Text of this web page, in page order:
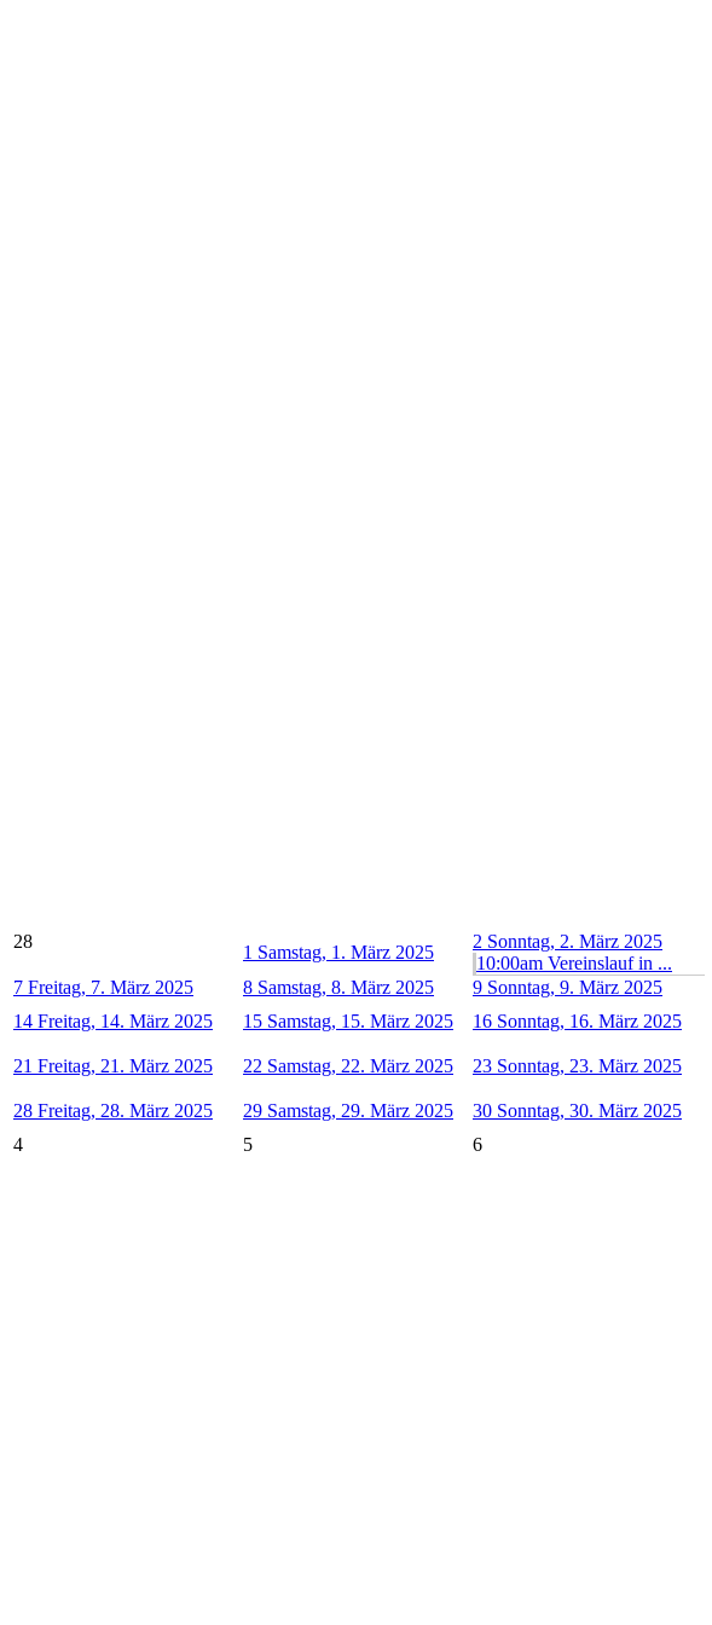
28
1 Samstag, 1. März 2025
2 Sonntag, 2. März 2025
10:00am Vereinslauf in ...
7 Freitag, 7. März 2025 8 Samstag, 8. März 2025 9 Sonntag, 9. März 2025
14 Freitag, 14. März 2025 15 Samstag, 15. März 2025 16 Sonntag, 16. März 2025
21 Freitag, 21. März 2025 22 Samstag, 22. März 2025 23 Sonntag, 23. März 2025
28 Freitag, 28. März 2025 29 Samstag, 29. März 2025 30 Sonntag, 30. März 2025
4 5
6